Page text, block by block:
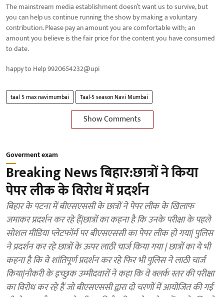
The mainstream media establishment doesn’t want us to survive, but
you can help us continue running the show by making a voluntary
contribution. Please pay an amount you are comfortable with; an
amount you believe is the fair price for the content you have consumed
to date.
happy to Help 9920654232@upi
taal 5 max navimumbai Taal-5 season Navi Mumbai
Show Comments
Goverment exam
Breaking News बिहार:छात्रों ने किया
पेपर लीक के विरोध में प्रदर्शन
बिहार के पटना में बीएसएससी के छात्रों ने पेपर लीक के खिलाफ
जमाकर प्रदर्शन कर रहे हैं|छात्रों का कहना है कि उनके परीक्षा के पहले
सोशल मीडिया प्लेटफॉर्म पर बीएसएससी का पेपर लीक हो गया| पुलिस
ने प्रदर्शन कर रहे छात्रों के ऊपर लाठी चार्ज किया गया | छात्रों का ये भी
कहना है कि वे शांतिपूर्ण प्रदर्शन कर रहे फिर भी पुलिस ने लाठी चार्ज
किया|नौकरी के इच्छुक उम्मीदवारों ने कहा कि वे क्लर्क स्तर की परीक्षा
का विरोध कर रहे हैं जो बीएसएससी द्वारा दो चरणों में आयोजित की गई